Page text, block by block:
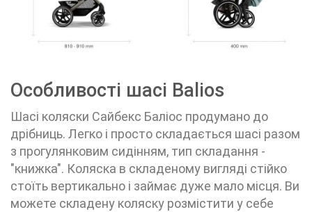
Особливості шасі Balios
Шасі коляски Сайбекс Баліос продумано до
дрібниць. Легко і просто складається шасі разом
з прогулянковим сидінням, тип складання -
"книжка". Коляска в складеному вигляді стійко
стоїть вертикально і займає дуже мало місця. Ви
можете складену коляску розмістити у себе